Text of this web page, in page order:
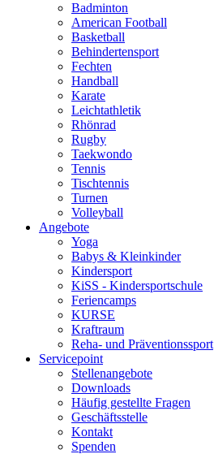
Badminton
American Football
Basketball
Behindertensport
Fechten
Handball
Karate
Leichtathletik
Rhönrad
Rugby
Taekwondo
Tennis
Tischtennis
Turnen
Volleyball
Angebote
Yoga
Babys & Kleinkinder
Kindersport
KiSS - Kindersportschule
Feriencamps
KURSE
Kraftraum
Reha- und Präventionssport
Servicepoint
Stellenangebote
Downloads
Häufig gestellte Fragen
Geschäftsstelle
Kontakt
Spenden